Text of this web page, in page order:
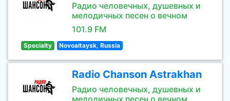
Радио человечных, душевных и
мелодичных песен о вечном
101.9 FM
Specialty Novoaltaysk, Russia
Radio Chanson Astrakhan
Радио человечных, душевных и
мелодичных песен о вечном